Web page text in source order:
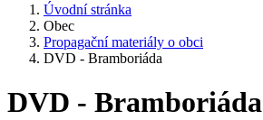
Úvodní stránka
Obec
Propagační materiály o obci
DVD - Bramboriáda
DVD - Bramboriáda